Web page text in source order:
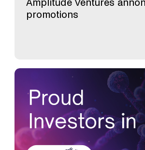
Amplitude Ventures
promotions